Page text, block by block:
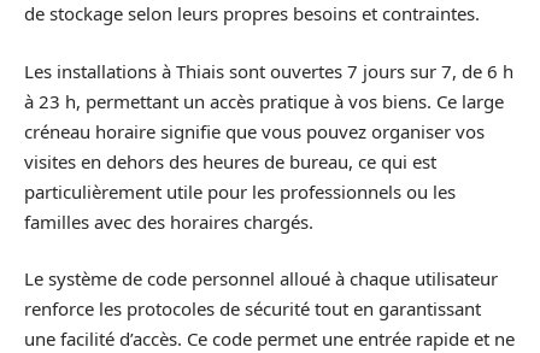
de stockage selon leurs propres besoins et contraintes.
Les installations à Thiais sont ouvertes 7 jours sur 7, de 6 h
à 23 h, permettant un accès pratique à vos biens. Ce large
créneau horaire signifie que vous pouvez organiser vos
visites en dehors des heures de bureau, ce qui est
particulièrement utile pour les professionnels ou les
familles avec des horaires chargés.
Le système de code personnel alloué à chaque utilisateur
renforce les protocoles de sécurité tout en garantissant
une facilité d’accès. Ce code permet une entrée rapide et ne